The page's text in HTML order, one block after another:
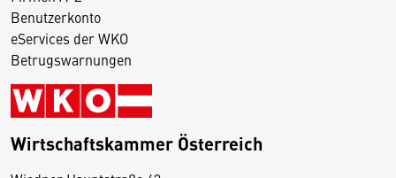
Benutzerkonto
eServices der WKO
Betrugswarnungen
Wirtschaftskammer Österreich